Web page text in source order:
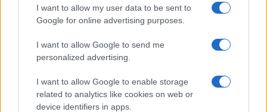
I want to allow my user data to be sent to
Google for online advertising purposes.
I want to allow Google to send me
personalized advertising.
I want to allow Google to enable storage
related to analytics like cookies on web or
device identifiers in apps.
2026.06.29| Phone Arena
A szeptemberi eseményen az iPhone 18 Pro modellek
bemutatkozhat, miközben az áremelésekről szóló
találgatások továbbra is beárnyékolják a rajtot.
Az Android rejtett automatizmusai: hat
funkció, amely észrevétlenül könnyíti
meg a mindennapokat